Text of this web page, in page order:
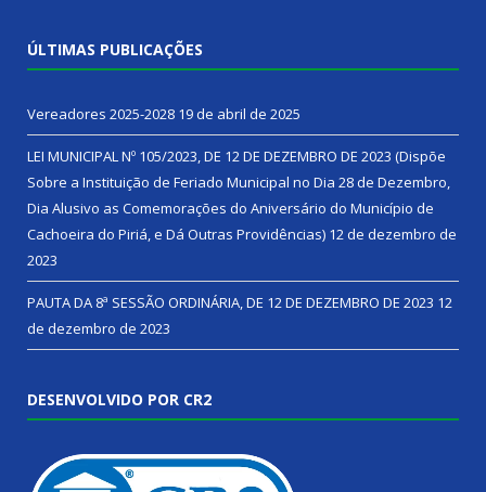
ÚLTIMAS PUBLICAÇÕES
Vereadores 2025-2028 19 de abril de 2025
LEI MUNICIPAL Nº 105/2023, DE 12 DE DEZEMBRO DE 2023 (Dispõe
Sobre a Instituição de Feriado Municipal no Dia 28 de Dezembro,
Dia Alusivo as Comemorações do Aniversário do Município de
Cachoeira do Piriá, e Dá Outras Providências) 12 de dezembro de
2023
PAUTA DA 8ª SESSÃO ORDINÁRIA, DE 12 DE DEZEMBRO DE 2023 12
de dezembro de 2023
DESENVOLVIDO POR CR2